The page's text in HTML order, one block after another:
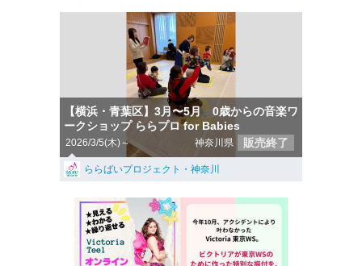
【横浜・青葉区】3月〜5月 0歳からの音楽ワ
ークショップ ららプロ for Babies
2026/3/5(木)～ 神奈川県 販売終了
ららばいプロジェクト・神奈川